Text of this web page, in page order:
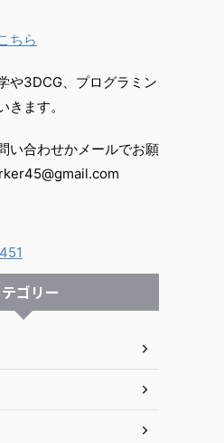
ちら
や3DCG、プログラミン
きます。
い合わせかメールでお願
ゴリー